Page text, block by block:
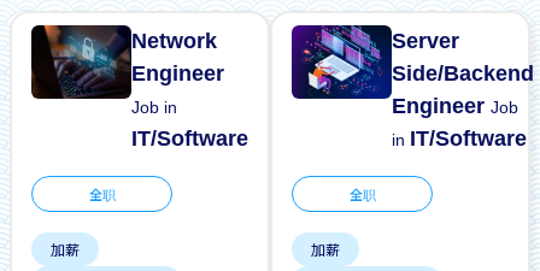
Network
Engineer
Job in
IT/Software
全职
加薪
Server
Side/Backend
EngineerJob
in IT/Software
全职
加薪